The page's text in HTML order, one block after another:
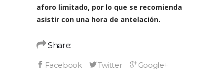
aforo limitado, por lo que se recomienda
asistir con una hora de antelación.
Share: